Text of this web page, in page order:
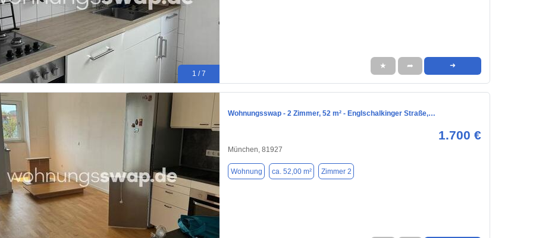
1 / 7
★ ➦ ➜
Wohnungsswap - 2 Zimmer, 52 m² - Englschalkinger Straße,…
1.700 €
München, 81927
Wohnung ca. 52,00 m² Zimmer 2